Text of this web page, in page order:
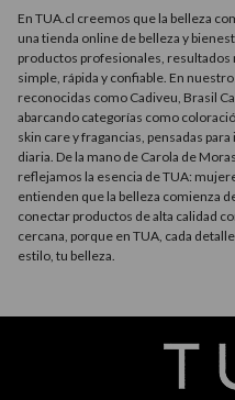
En TUA.cl creemos que la belleza
una tienda online de belleza y
productos profesionales, resultados
simple, rápida y confiable. En
reconocidas como Cadiveu, Brasil
abarcando categorías como
skin care y fragancias, pensadas
diaria. De la mano de Carola de
reflejamos la esencia de TUA:
entienden que la belleza comienza
conectar productos de alta calidad
cercana, porque en TUA, cada
estilo, tu belleza.